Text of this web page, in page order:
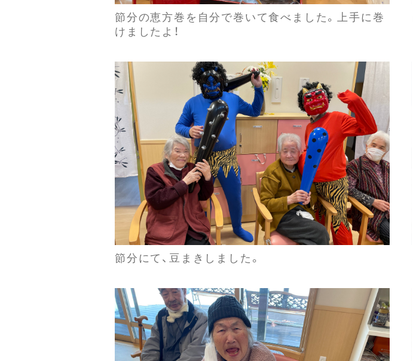
節分の恵方巻を自分で巻いて食べました。上手に巻
けましたよ！
節分にて、豆まきしました。